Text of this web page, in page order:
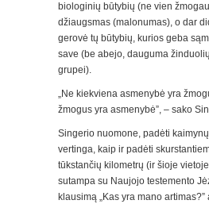
biologinių būtybių (ne vien
džiaugsmas (malonumas), o dar
gerovė tų būtybių, kurios geba
save (be abejo, dauguma
grupei).
„Ne kiekviena asmenybė yra
žmogus yra asmenybė”, – sako
Singerio nuomone, padėti
vertinga, kaip ir padėti
tūkstančių kilometrų (ir šioje
sutampa su Naujojo testemento
klausimą „Kas yra mano